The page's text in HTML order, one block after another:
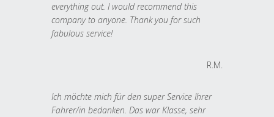
everything out. I would recommend this
company to anyone. Thank you for such
fabulous service!
R.M.
Ich möchte mich für den super Service Ihrer
Fahrer/in bedanken. Das war Klasse, sehr